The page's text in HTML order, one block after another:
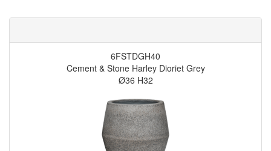
6FSTDGH40
Cement & Stone Harley Dioriet Grey
Ø36 H32